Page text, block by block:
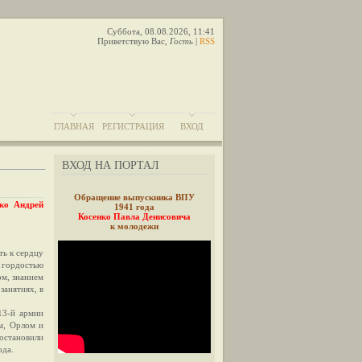
Суббота, 08.08.2026, 11:41
Приветствую Вас Гость | RSS
ГЛАВНАЯ РЕГИСТРАЦИЯ ВХОД
ВХОД НА ПОРТАЛ
Обращение выпускника ВПУ
1941 года
Косенко Павла Денисовича
к молодежи
Андрей
к сердцу
знанием
в
й армии
Орлом и